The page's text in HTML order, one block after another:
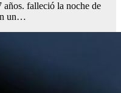
falleció la noche de
un…